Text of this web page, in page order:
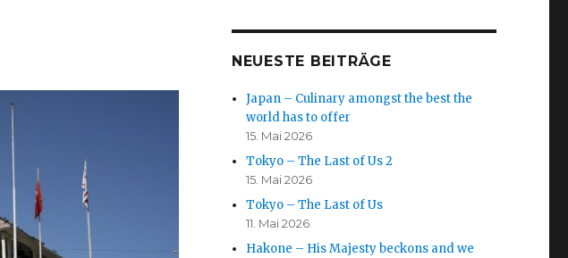
NEUESTE BEITRÄGE
Japan – Culinary amongst the best the
world has to offer
15. Mai 2026
Tokyo – The Last of Us 2
15. Mai 2026
Tokyo – The Last of Us
11. Mai 2026
Hakone – His Majesty beckons and we